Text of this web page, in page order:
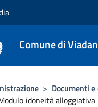
Comune di
> Documenti
idoneità alloggiativa